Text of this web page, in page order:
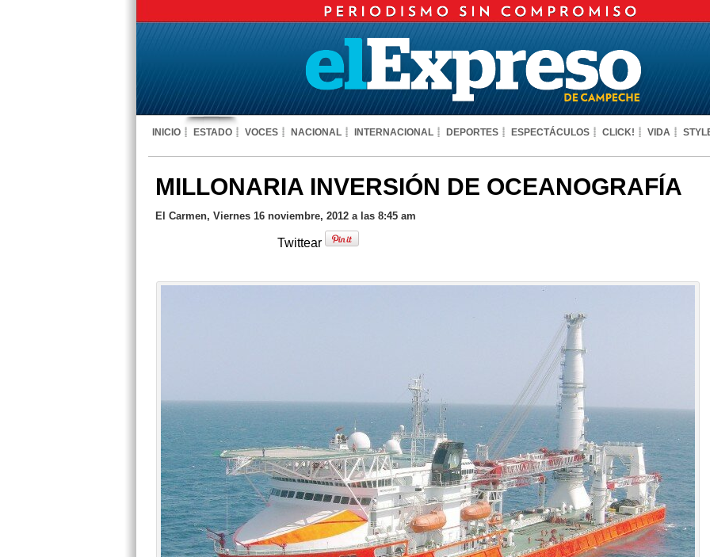
INICIO ESTADO VOCES NACIONAL INTERNACIONAL DEPORTES ESPECTÁCULOS CLICK! VIDA
MILLONARIA INVERSIÓN DE OCEANOGRAFÍA
El Carmen, Viernes 16 noviembre, 2012 a las 8:45 am
Twittear